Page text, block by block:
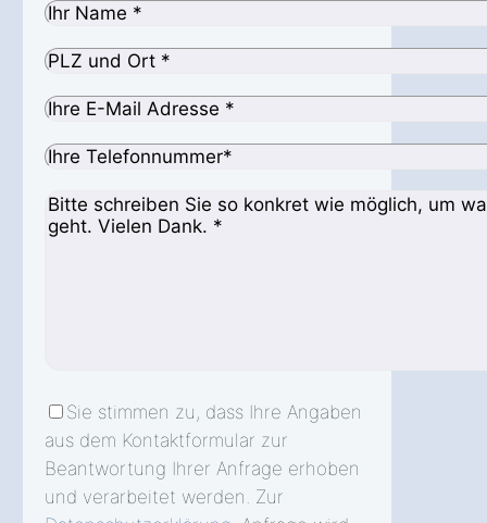
Sie stimmen zu, dass Ihre Angaben
aus dem Kontaktformular zur
Beantwortung Ihrer Anfrage erhoben
und verarbeitet werden. Zur